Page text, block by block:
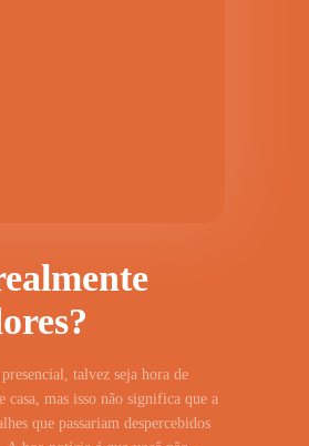
talvez seja hora de
casa, mas isso não significa que a
que passariam despercebidos